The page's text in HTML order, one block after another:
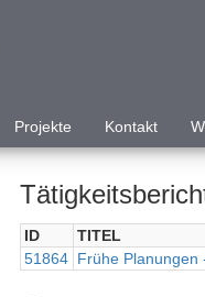
Projekte Kontakt
ID TITEL
51864 Frühe Planungen